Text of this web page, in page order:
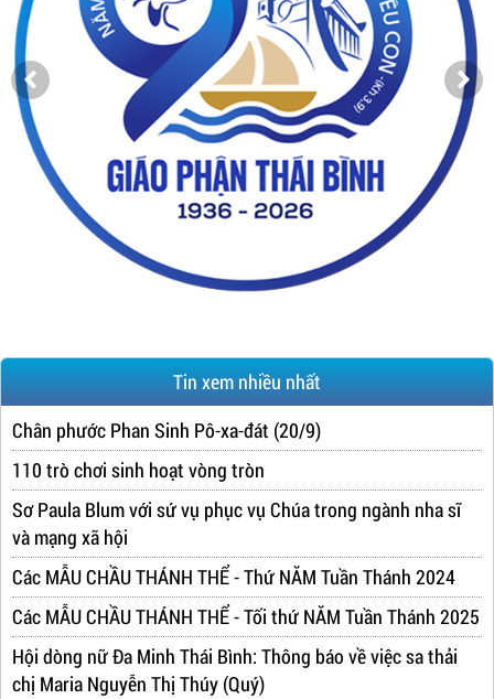
Tin xem nhiều nhất
Chân phước Phan Sinh Pô-xa-đát (20/9)
110 trò chơi sinh hoạt vòng tròn
Sơ Paula Blum với sứ vụ phục vụ Chúa trong ngành nha sĩ
và mạng xã hội
Các MẪU CHẦU THÁNH THỂ - Thứ NĂM Tuần Thánh 2024
Các MẪU CHẦU THÁNH THỂ - Tối thứ NĂM Tuần Thánh 2025
Hội dòng nữ Đa Minh Thái Bình: Thông báo về việc sa thải
chị Maria Nguyễn Thị Thúy (Quý)